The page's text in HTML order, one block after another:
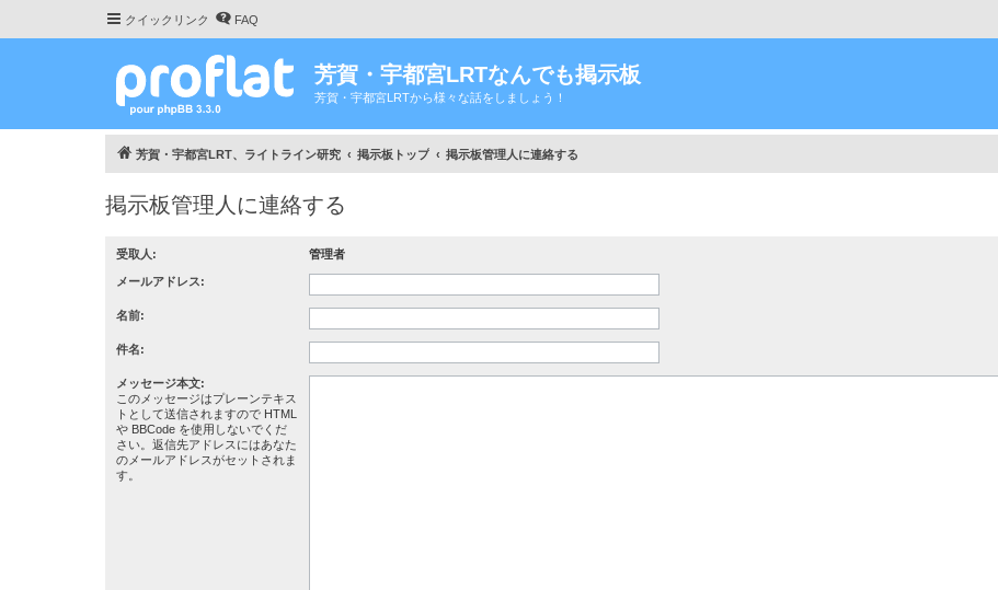
クイックリンク FAQ
芳賀・宇都宮LRTなんでも掲示板
芳賀・宇都宮LRTから様々な話をしましょう！
芳賀・宇都宮LRT、ライトライン研究 掲示板トップ 掲示板管理人に連絡する
掲示板管理人に連絡する
受取人: 管理者
メールアドレス:
名前:
件名:
メッセージ本文:
このメッセージはプレーンテキス
トとして送信されますので HTML
や BBCode を使用しないでくだ
さい。返信先アドレスにはあなた
のメールアドレスがセットされま
す。